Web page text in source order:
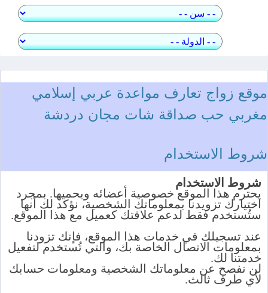
موقع زواج تعارف مواعدة عربي إسلامي
مغربي حب صداقة شات مجان دردشة
شروط الاستخدام
شروط الاستخدام
يحترم هذا الموقع خصوصية أعضائه ويحميها. بمجرد
اختيارك تزويدنا بمعلوماتك الشخصية، نؤكد لك أنها
ستُستخدم فقط لدعم علاقتك كعميل مع هذا الموقع.
عند تسجيلك في خدمات هذا الموقع، فإنك تزودنا
بمعلومات الاتصال الخاصة بك، والتي تُستخدم لتفعيل
خدمتنا لك.
لن نفصح عن معلوماتك الشخصية ومعلومات حسابك
لأي طرف ثالث.